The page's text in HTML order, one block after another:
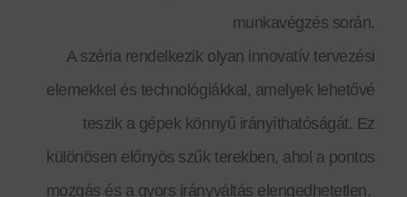
munkavégzés során.
A széria rendelkezik olyan innovatív tervezési
elemekkel és technológiákkal, amelyek lehetővé
teszik a gépek könnyű irányíthatóságát. Ez
különösen előnyös szűk terekben, ahol a pontos
mozgás és a gyors irányváltás elengedhetetlen.